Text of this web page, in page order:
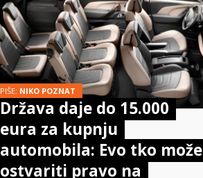
PIŠE: NIKO POZNAT
Država daje do 15.000
eura za kupnju
automobila: Evo tko može
ostvariti pravo na